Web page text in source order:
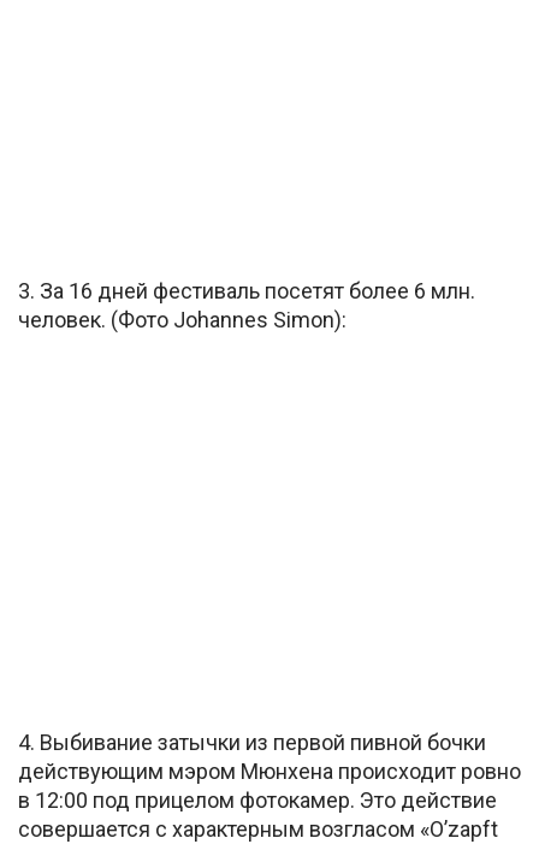
3. За 16 дней фестиваль посетят более 6 млн.
человек. (Фото Johannes Simon):
4. Выбивание затычки из первой пивной бочки
действующим мэром Мюнхена происходит ровно
в 12:00 под прицелом фотокамер. Это действие
совершается с характерным возгласом «O’zapft